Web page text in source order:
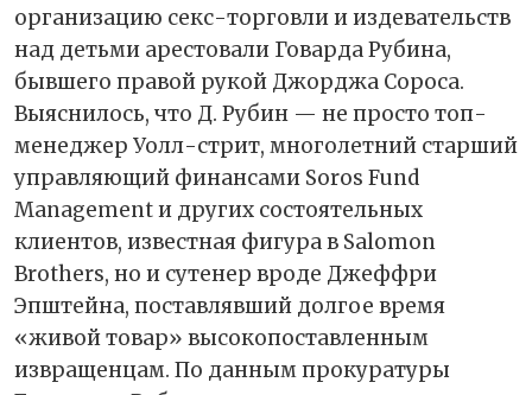
организацию секс-торговли и издевательств
над детьми арестовали Говарда Рубина,
бывшего правой рукой Джорджа Сороса.
Выяснилось, что Д. Рубин — не просто топ-
менеджер Уолл-стрит, многолетний старший
управляющий финансами Soros Fund
Management и других состоятельных
клиентов, известная фигура в Salomon
Brothers, но и сутенер вроде Джеффри
Эпштейна, поставлявший долгое время
«живой товар» высокопоставленным
извращенцам. По данным прокуратуры